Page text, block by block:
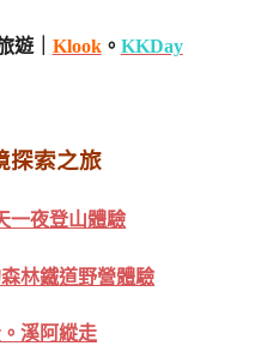
遊｜ Klook。 KKDay
探索之旅
一夜登山體驗
林鐵道野營體驗
溪阿縱走